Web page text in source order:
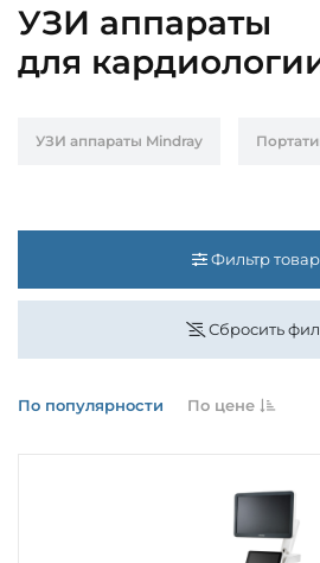
УЗИ аппараты
для
УЗИ аппараты Mindray
Фильтр
Сбросить
По популярности По цене